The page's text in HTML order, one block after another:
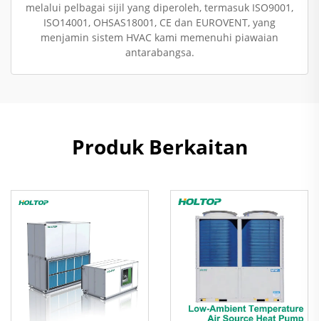
melalui pelbagai sijil yang diperoleh, termasuk ISO9001,
ISO14001, OHSAS18001, CE dan EUROVENT, yang
menjamin sistem HVAC kami memenuhi piawaian
antarabangsa.
Produk Berkaitan